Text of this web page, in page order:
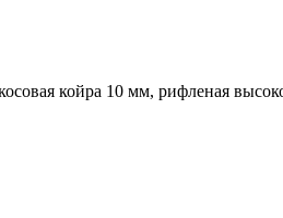
койра 10 мм, рифленая